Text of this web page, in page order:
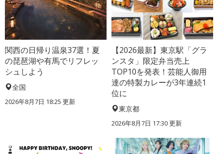
関西の日帰り温泉37選！夏
の琵琶湖や有馬でリフレッ
シュしよう
全国
2026年8月7日 18:25 更新
【2026最新】東京駅「グラ
ンスタ」限定弁当売上
TOP10を発表！芸能人御用
達の特製カレーが3年連続1
位に
東京都
2026年8月7日 17:30更新